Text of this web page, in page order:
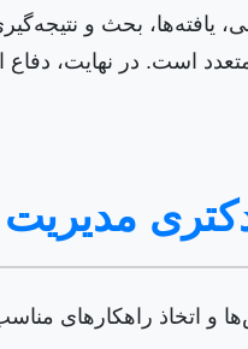
یافته‌ها، بحث و
است. در نهایت، دفاع
مدیریت
راهکارهای